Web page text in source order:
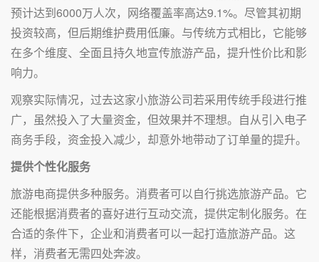
预计达到6000万人次，网络覆盖率高达9.1%。尽管其初期
投资较高，但后期维护费用低廉。与传统方式相比，它能够
在多个维度、全面且持久地宣传旅游产品，提升性价比和影
响力。
观察实际情况，过去这家小旅游公司若采用传统手段进行推
广，虽然投入了大量资金，但效果并不理想。自从引入电子
商务手段，资金投入减少，却意外地带动了订单量的提升。
提供个性化服务
旅游电商提供多种服务。消费者可以自行挑选旅游产品。它
还能根据消费者的喜好进行互动交流，提供定制化服务。在
合适的条件下，企业和消费者可以一起打造旅游产品。这
样，消费者无需四处奔波。